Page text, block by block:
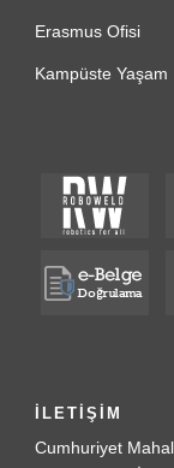
Erasmus Ofisi
Kampüste Yaşam
İLETİŞİM
Cumhuriyet